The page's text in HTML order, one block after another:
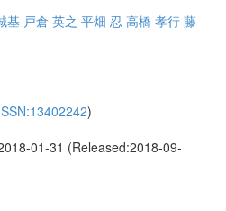
基 戸倉 英之 平畑 忍 高橋 孝行 藤
)
01-31 (Released:2018-09-